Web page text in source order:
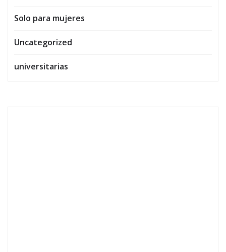
Solo para mujeres
Uncategorized
universitarias